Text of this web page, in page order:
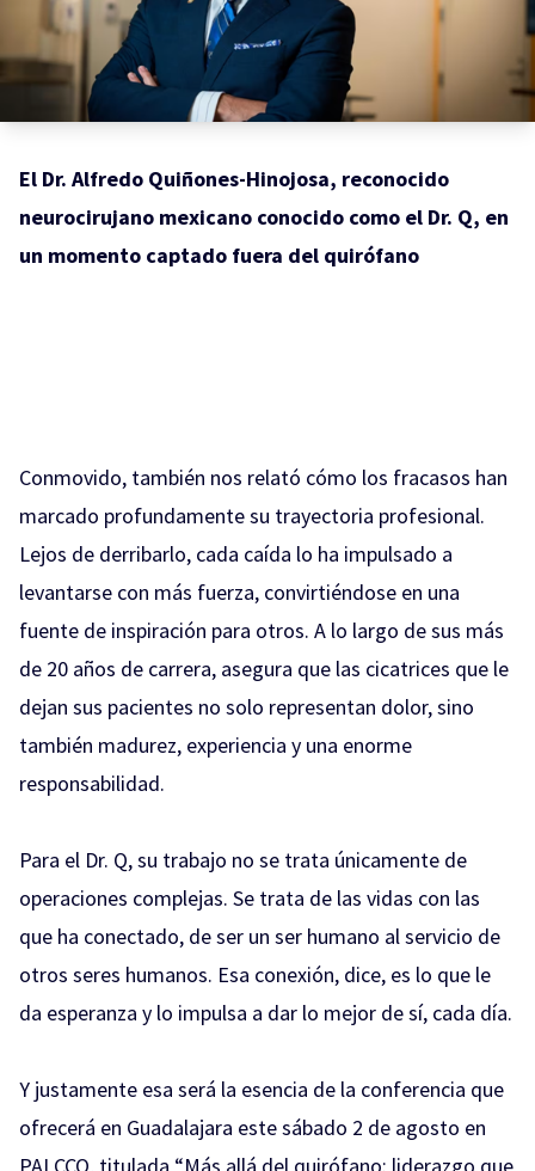
El Dr. Alfredo Quiñones-Hinojosa, reconocido
neurocirujano mexicano conocido como el Dr. Q, en
un momento captado fuera del quirófano
Conmovido, también nos relató cómo los fracasos han
marcado profundamente su trayectoria profesional.
Lejos de derribarlo, cada caída lo ha impulsado a
levantarse con más fuerza, convirtiéndose en una
fuente de inspiración para otros. A lo largo de sus más
de 20 años de carrera, asegura que las cicatrices que le
dejan sus pacientes no solo representan dolor, sino
también madurez, experiencia y una enorme
responsabilidad.
Para el Dr. Q, su trabajo no se trata únicamente de
operaciones complejas. Se trata de las vidas con las
que ha conectado, de ser un ser humano al servicio de
otros seres humanos. Esa conexión, dice, es lo que le
da esperanza y lo impulsa a dar lo mejor de sí, cada día.
Y justamente esa será la esencia de la conferencia que
ofrecerá en Guadalajara este sábado 2 de agosto en
PALCCO, titulada “Más allá del quirófano: liderazgo que